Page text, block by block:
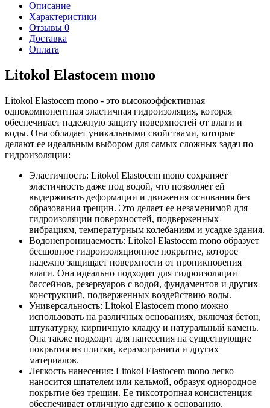
Описание
Характеристики
Отзывы 0
Доставка
Оплата
Litokol Elastocem mono
Litokol Elastocem mono - это высокоэффективная
однокомпонентная эластичная гидроизоляция, которая
обеспечивает надежную защиту поверхностей от влаги и
воды. Она обладает уникальными свойствами, которые
делают ее идеальным выбором для самых сложных задач по
гидроизоляции:
Эластичность: Litokol Elastocem mono сохраняет
эластичность даже под водой, что позволяет ей
выдерживать деформации и движения основания без
образования трещин. Это делает ее незаменимой для
гидроизоляции поверхностей, подверженных
вибрациям, температурным колебаниям и усадке здания.
Водонепроницаемость: Litokol Elastocem mono образует
бесшовное гидроизоляционное покрытие, которое
надежно защищает поверхности от проникновения
влаги. Она идеально подходит для гидроизоляции
бассейнов, резервуаров с водой, фундаментов и других
конструкций, подверженных воздействию воды.
Универсальность: Litokol Elastocem mono можно
использовать на различных основаниях, включая бетон,
штукатурку, кирпичную кладку и натуральный камень.
Она также подходит для нанесения на существующие
покрытия из плитки, керамогранита и других
материалов.
Легкость нанесения: Litokol Elastocem mono легко
наносится шпателем или кельмой, образуя однородное
покрытие без трещин. Ее тиксотропная консистенция
обеспечивает отличную адгезию к основанию.